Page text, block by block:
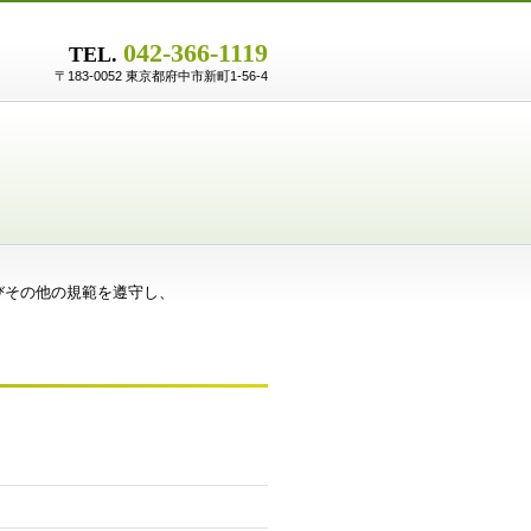
TEL. 042-366-1119
〒183-0052 東京都府中市新町1-56-4
の他の規範を遵守し、